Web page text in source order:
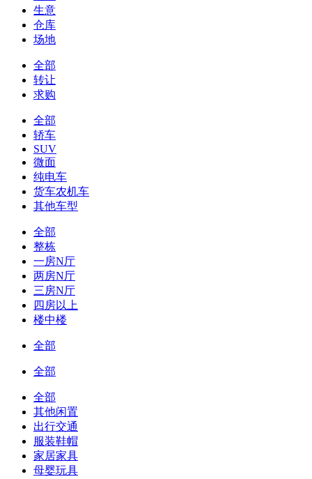
生意
仓库
场地
全部
转让
求购
全部
轿车
SUV
微面
纯电车
货车农机车
其他车型
全部
整栋
一房N厅
两房N厅
三房N厅
四房以上
楼中楼
全部
全部
全部
其他闲置
出行交通
服装鞋帽
家居家具
母婴玩具